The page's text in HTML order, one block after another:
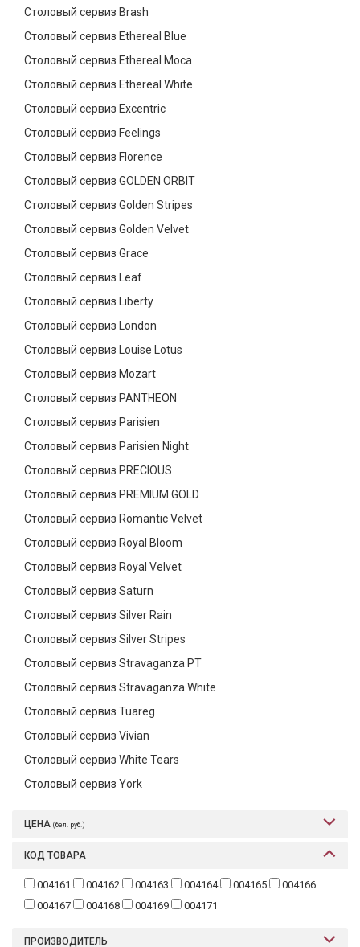
Столовый сервиз Brash
Столовый сервиз Ethereal Blue
Столовый сервиз Ethereal Moca
Столовый сервиз Ethereal White
Столовый сервиз Excentric
Столовый сервиз Feelings
Столовый сервиз Florence
Столовый сервиз GOLDEN ORBIT
Столовый сервиз Golden Stripes
Столовый сервиз Golden Velvet
Столовый сервиз Grace
Столовый сервиз Leaf
Столовый сервиз Liberty
Столовый сервиз London
Столовый сервиз Louise Lotus
Столовый сервиз Mozart
Столовый сервиз PANTHEON
Столовый сервиз Parisien
Столовый сервиз Parisien Night
Столовый сервиз PRECIOUS
Столовый сервиз PREMIUM GOLD
Столовый сервиз Romantic Velvet
Столовый сервиз Royal Bloom
Столовый сервиз Royal Velvet
Столовый сервиз Saturn
Столовый сервиз Silver Rain
Столовый сервиз Silver Stripes
Столовый сервиз Stravaganza PT
Столовый сервиз Stravaganza White
Столовый сервиз Tuareg
Столовый сервиз Vivian
Столовый сервиз White Tears
Столовый сервиз York
ЦЕНА (бел. руб.)
КОД ТОВАРА
004161 004162 004163 004164 004165
004166
004167
004168 004169 004171
ПРОИЗВОДИТЕЛЬ